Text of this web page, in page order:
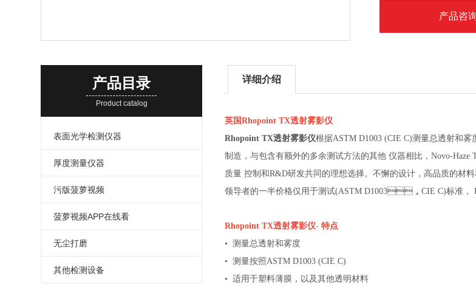
产品咨
产品目录
Product catalog
表面光学检测仪器
厚度测量仪器
污版菠萝视频
菠萝视频APP在线看
无尘打磨
其他检测设备
详细介绍
英国Rhopoint TX透射雾影仪
Rhopoint TX透射雾影仪根据ASTM D1003 (CIE C)测量总透射和雾度
制造，与包含有额外的多余测试方法的其他 仪器相比，Novo-
质量 控制和R&D研发共同的理想选择。不懈的设计，高品质的
领导者的一半价格仅用于测试(ASTM D1003，CIE C)标准，
Rhopoint TX透射雾影仪- 特点
• 测量总透射和雾度
• 测量按照ASTM D1003 (CIE C)
• 适用于塑料薄膜，以及其他透明材料